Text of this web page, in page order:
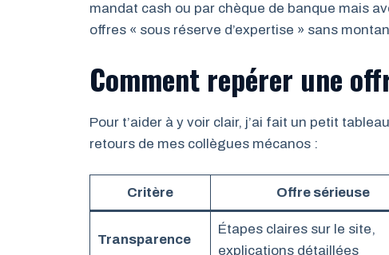
mandat cash ou par chèque de banque mais
offres « sous réserve d’expertise » sans
Comment repérer une
Pour t’aider à y voir clair, j’ai fait un petit
retours de mes collègues mécanos :
Critère Offre sérieuse
Transparence
Étapes claires sur le site,
explications détaillées